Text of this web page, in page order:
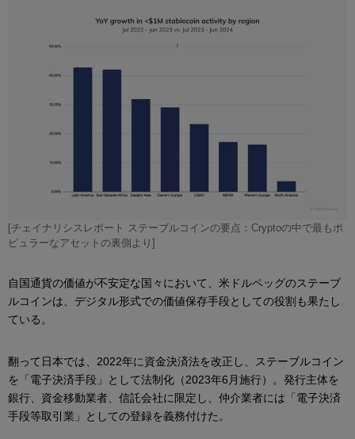
[チェイナリシスレポート ステーブルコインの要点：Cryptoの中で最もポ
ピュラーなアセットの裏側より]
自国通貨の価値が不安定な国々において、米ドルペッグのステーブ
ルコインは、デジタル形式での価値保存手段としての役割も果たし
ている。
翻って日本では、2022年に資金決済法を改正し、ステーブルコイン
を「電子決済手段」として法制化（2023年6月施行）。発行主体を
銀行、資金移動業者、信託会社に限定し、仲介業者には「電子決済
手段等取引業」としての登録を義務付けた。